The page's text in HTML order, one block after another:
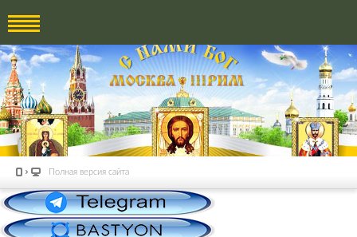
Полная версия сайта